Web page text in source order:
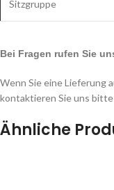
Sitzgruppe
Bei Fragen rufen Sie
Wenn Sie eine Lieferung
kontaktieren Sie uns
Ähnliche